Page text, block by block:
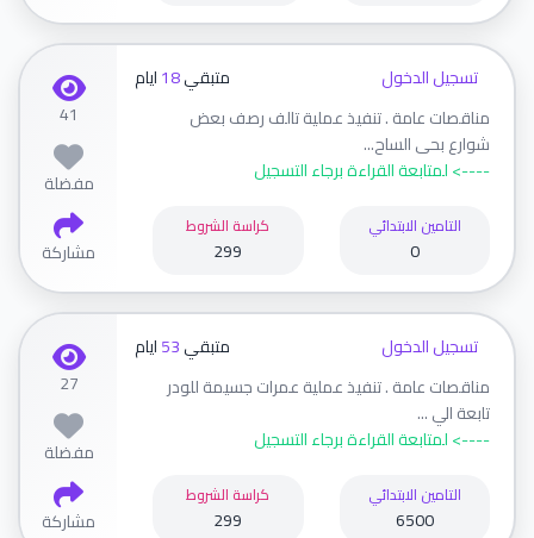
تسجيل الدخول متبقي18ايام
مناقصات عامة . تنفيذ عملية تالف رصف بعض
شوارع بحى الساح...
----> لمتابعة القراءة برجاء التسجيل
التامين الابتدائي
0
كراسة الشروط
299
41
مفضلة
مشاركة
تسجيل الدخول متبقي53ايام
مناقصات عامة . تنفيذ عملية عمرات جسيمة للودر
تابعة الي ...
----> لمتابعة القراءة برجاء التسجيل
التامين الابتدائي
6500
كراسة الشروط
299
27
مفضلة
مشاركة